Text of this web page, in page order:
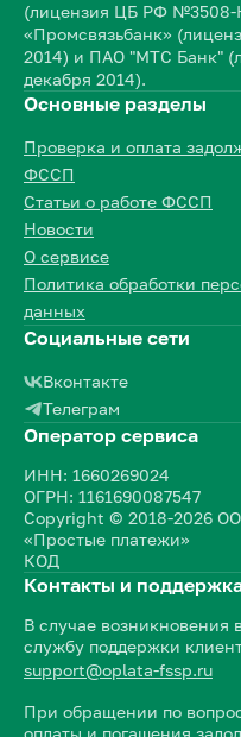
(лицензия ЦБ РФ №3508-
«Промсвязьбанк»
2014) и ПАО "МТС Банк"
декабря 2014).
Основные разделы
Проверка и оплата
ФССП
Статьи о работе ФССП
Новости
О сервисе
Политика обработки
данных
Социальные сети
Вконтакте
Телеграм
Оператор сервиса
ИНН: 1660269024
ОГРН: 1161690087547
Copyright © 2018-2026
«Простые платежи»
КОД
Контакты и
В случае возникновения
службу поддержки
support@oplata-fssp.ru
При обращении по
оплаты и погашения